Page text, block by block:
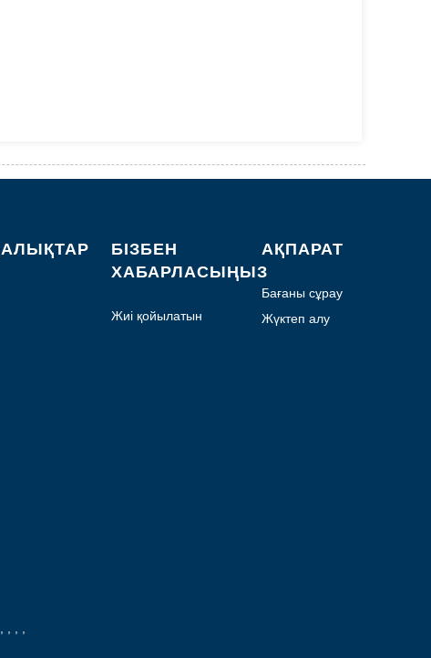
БІЗБЕН
ХАБАРЛАСЫҢЫЗ
Жиі қойылатын
АҚПАРАТ
Бағаны сұрау
Жүктеп алу
, ,